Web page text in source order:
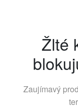
Žlté
Zaujímavý